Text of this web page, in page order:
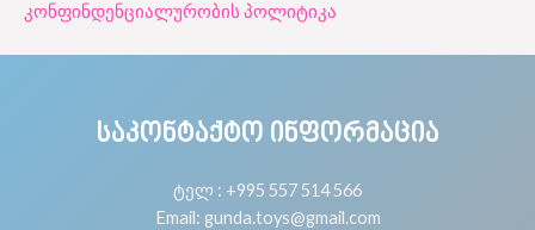
კონფინდენციალურობის პოლიტიკა
ᲡᲐᲙᲝᲜᲢᲐᲥᲢᲝ ᲘᲜᲤᲝᲠᲛᲐᲪᲘᲐ
ტელ : +995 557 514 566
Email: gunda.toys@gmail.com